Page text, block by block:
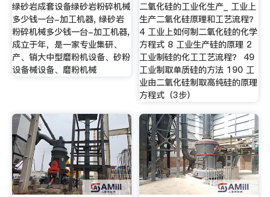
绿砂岩成套设备绿砂岩粉碎机械
多少钱一台-加工机器, 绿砂岩
粉碎机械多少钱一台-加工机器,
成立于年，是一家专业集研、
产、销大中型磨粉机设备、砂粉
设备械设备、磨粉机械
二氧化硅的工业化生产_ 工业上
生产二氧化硅原理和工艺流程？
4 工业上如何制二氧化硅的化学
方程式 8 工业生产硅的原理 2
工业制硅的化工工艺流程？ 49
工业制取单质硅的方法 190 工
业由二氧化硅制取高纯硅的原理
方程式（3步）